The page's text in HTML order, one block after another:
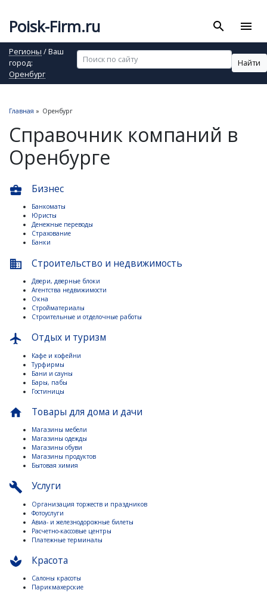
Poisk-Firm.ru search menu
Регионы / Ваш
город:
Оренбург
Найти
Главная » Оренбург
Справочник компаний в
Оренбурге
business_center Бизнес
Банкоматы
Юристы
Денежные переводы
Страхование
Банки
business Строительство и недвижимость
Двери, дверные блоки
Агентства недвижимости
Окна
Стройматериалы
Строительные и отделочные работы
flight Отдых и туризм
Кафе и кофейни
Турфирмы
Бани и сауны
Бары, пабы
Гостиницы
home Товары для дома и дачи
Магазины мебели
Магазины одежды
Магазины обуви
Магазины продуктов
Бытовая химия
build Услуги
Организация торжеств и праздников
Фотоуслуги
Авиа- и железнодорожные билеты
Расчетно-кассовые центры
Платежные терминалы
spa Красота
Салоны красоты
Парикмахерские